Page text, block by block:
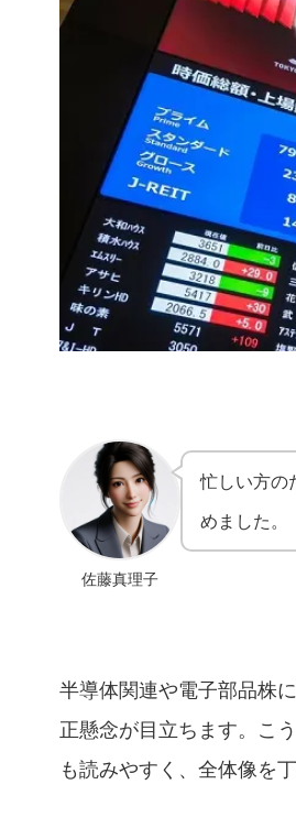
佐藤真理子
忙しい方の
めました。
半導体関連や電子部品株
正懸念が目立ちます。こ
も読みやすく、全体像を